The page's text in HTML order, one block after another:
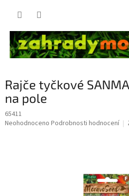
Rajče tyčkové
na pole
65411
Průměrné
Neohodnoceno Podrobnosti hodnocení